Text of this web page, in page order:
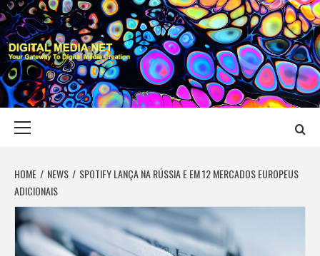
Skip
to
content
DIGITAL MEDIA
YOUR GATEWAY TO DIGITAL MEDIA CREATION
HOME NEWS
SPOTIFY LANÇA NA RÚSSIA E EM 12 MERCADOS EUROPEUS
ADICIONAIS